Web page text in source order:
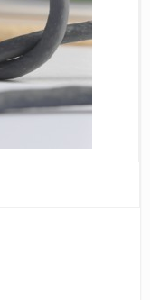
Серый
Бежевый
Дуб светлый
Коричневый